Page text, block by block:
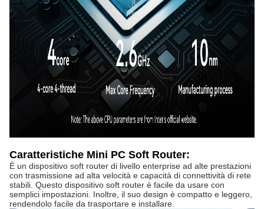
Caratteristiche Mini PC Soft Router:
È un dispositivo soft router di livello enterprise ad alte prestazioni
con trasmissione ad alta velocità e capacità di connettività di rete
stabili. Questo dispositivo soft router è facile da usare con
semplici impostazioni. Inoltre, il suo design è compatto e leggero,
rendendolo facile da trasportare e installare.